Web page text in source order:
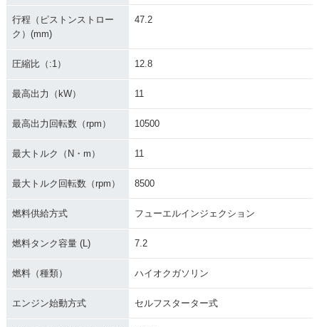
行程（ピストンストロー
ク）(mm)
47.2
圧縮比（:1） 12.8
最高出力（kW） 11
最高出力回転数（rpm） 10500
最大トルク（N・m） 11
最大トルク回転数（rpm） 8500
燃料供給方式 フューエルインジェクション
燃料タンク容量 (L) 7.2
燃料（種類） ハイオクガソリン
エンジン始動方式 セルフスターター式